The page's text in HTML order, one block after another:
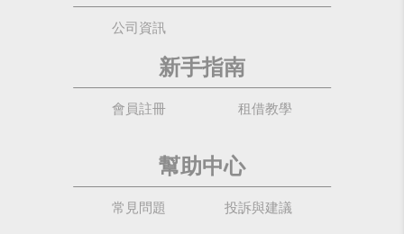
公司資訊
新手指南
會員註冊 租借教學
幫助中心
常見問題 投訴與建議